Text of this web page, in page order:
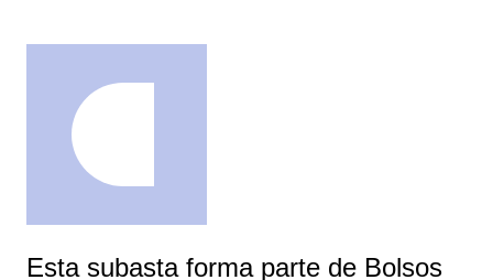
Esta subasta forma parte de Bolsos